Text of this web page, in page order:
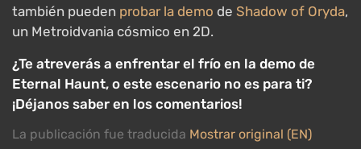
también pueden probar la demo de Shadow of Oryda,
un Metroidvania cósmico en 2D.
¿Te atreverás a enfrentar el frío en la demo de
Eternal Haunt, o este escenario no es para ti?
¡Déjanos saber en los comentarios!
La publicación fue traducida Mostrar original (EN)